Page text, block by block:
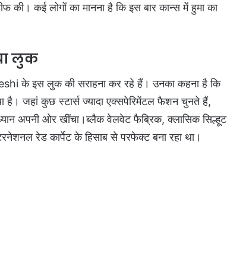
कई लोगों का मानना है कि इस बार कान्स में हुमा का
लुक
के इस लुक की सराहना कर रहे हैं। उनका कहना है कि
है। जहां कुछ स्टार्स ज्यादा एक्सपेरिमेंटल फैशन चुनते हैं,
अपनी ओर खींचा।ब्लैक वेलवेट फैब्रिक, क्लासिक सिल्हूट
रेड कार्पेट के हिसाब से परफेक्ट बना रहा था।